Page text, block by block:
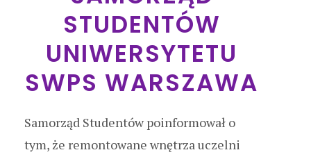
STUDENTÓW
UNIWERSYTETU
SWPS WARSZAWA
Samorząd Studentów poinformował o
tym, że remontowane wnętrza uczelni